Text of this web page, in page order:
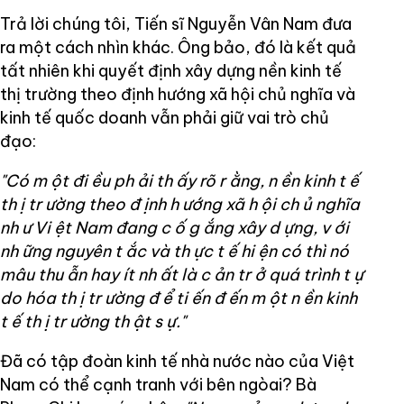
Trả lời chúng tôi, Tiến sĩ Nguyễn Vân Nam đưa
ra một cách nhìn khác. Ông bảo, đó là kết quả
tất nhiên khi quyết định xây dựng nền kinh tế
thị trường theo định hướng xã hội chủ nghĩa và
kinh tế quốc doanh vẫn phải giữ vai trò chủ
đạo:
"Có m ột đi ều ph ải th ấy rõ r ằng, n ền kinh t ế
th ị tr ường theo đ ịnh h ướng xã h ội ch ủ nghĩa
nh ư Vi ệt Nam đang c ố g ắng xây d ựng, v ới
nh ững nguyên t ắc và th ực t ế hi ện có thì nó
mâu thu ẫn hay ít nh ất là c ản tr ở quá trình t ự
do hóa th ị tr ường đ ể ti ến đ ến m ột n ền kinh
t ế th ị tr ường th ật s ự."
Đã có tập đoàn kinh tế nhà nước nào của Việt
Nam có thể cạnh tranh với bên ngòai? Bà